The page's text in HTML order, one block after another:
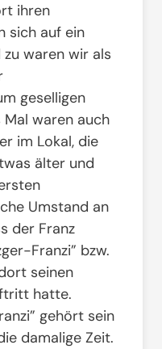
ihren
sich auf ein
waren wir als
geselligen
Mal waren auch
im Lokal, die
älter und
Umstand an
der Franz
Franzi” bzw.
seinen
hatte.
gehört sein
damalige Zeit.